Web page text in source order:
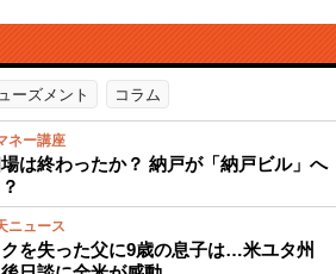
ーズメント コラム
ネー講座
は終わったか？ 納戸が「納戸ビル」へ
ニュース
を失った父に9歳の息子は…米ユタ州